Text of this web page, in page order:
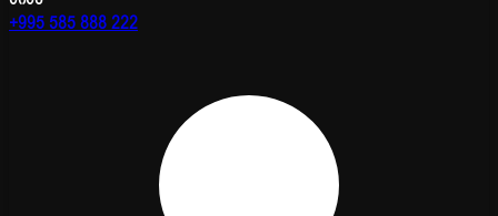
+995 585 888 222